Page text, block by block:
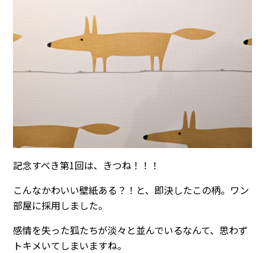
記念すべき第1回は、きつね！！！
こんなかわいい壁紙ある？！と、即決したこの柄。ワン
部屋に採用しました。
感情を失った狐たちが淡々と並んでいるなんて、思わず
トキメいてしまいますね。